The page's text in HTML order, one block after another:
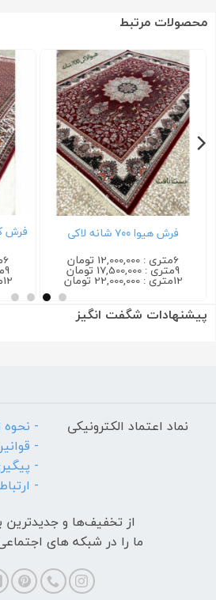
محصولات مرتبط
فرش هیوا ۷۰۰ شانه لاکی
6متری : 12,000,000 تومان
9متری : 17,500,000 تومان
12متری : 22,000,000 تومان
6متری : 12,000,000 تومان
9متری : 17,500,000 تومان
12متری : 22,000,000 تومان
پیشنهادات شگفت انگیز
نماد اعتماد الکترونیکی
-
-
-
-
از تخفیف‌ها و جدیدترین‌
ما را در شبکه های